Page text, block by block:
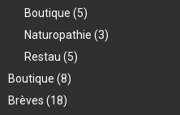
Boutique (5)
Naturopathie (3)
Restau (5)
Boutique (8)
Brèves (18)